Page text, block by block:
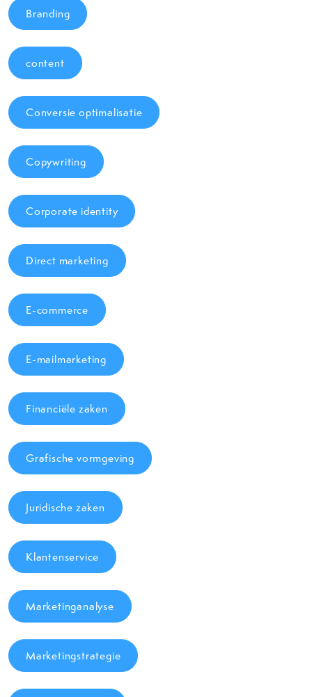
Branding
content
Conversie optimalisatie
Copywriting
Corporate identity
Direct marketing
E-commerce
E-mailmarketing
Financiële zaken
Grafische vormgeving
Juridische zaken
Klantenservice
Marketinganalyse
Marketingstrategie